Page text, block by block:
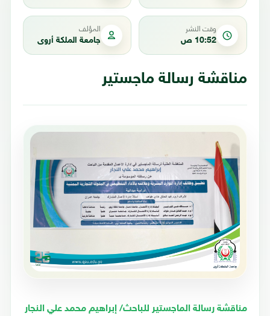
وقت النشر
10:52 ص
المؤلف
جامعة الملكة أروى
مناقشة رسالة ماجستير
مناقشة رسالة الماجستير للباحث/ إبراهيم محمد علي النجار